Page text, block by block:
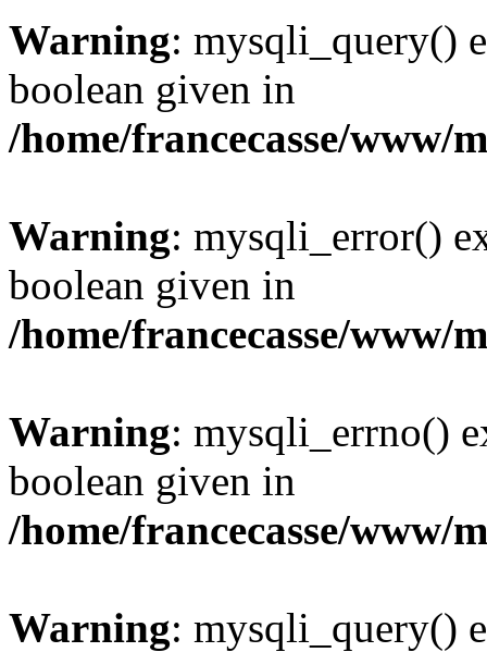
Warning: mysqli_query()
boolean given in
/home/francecasse/www/
Warning: mysqli_error()
boolean given in
/home/francecasse/www/
Warning: mysqli_errno()
boolean given in
/home/francecasse/www/
Warning: mysqli_query()